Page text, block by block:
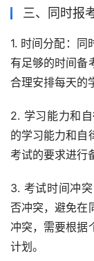
三、同时报
1. 时间分配：同
有足够的时间备
合理安排每天的
2. 学习能力和
的学习能力和自
考试的要求进行
3. 考试时间冲
否冲突，避免在
冲突，需要根据
计划。